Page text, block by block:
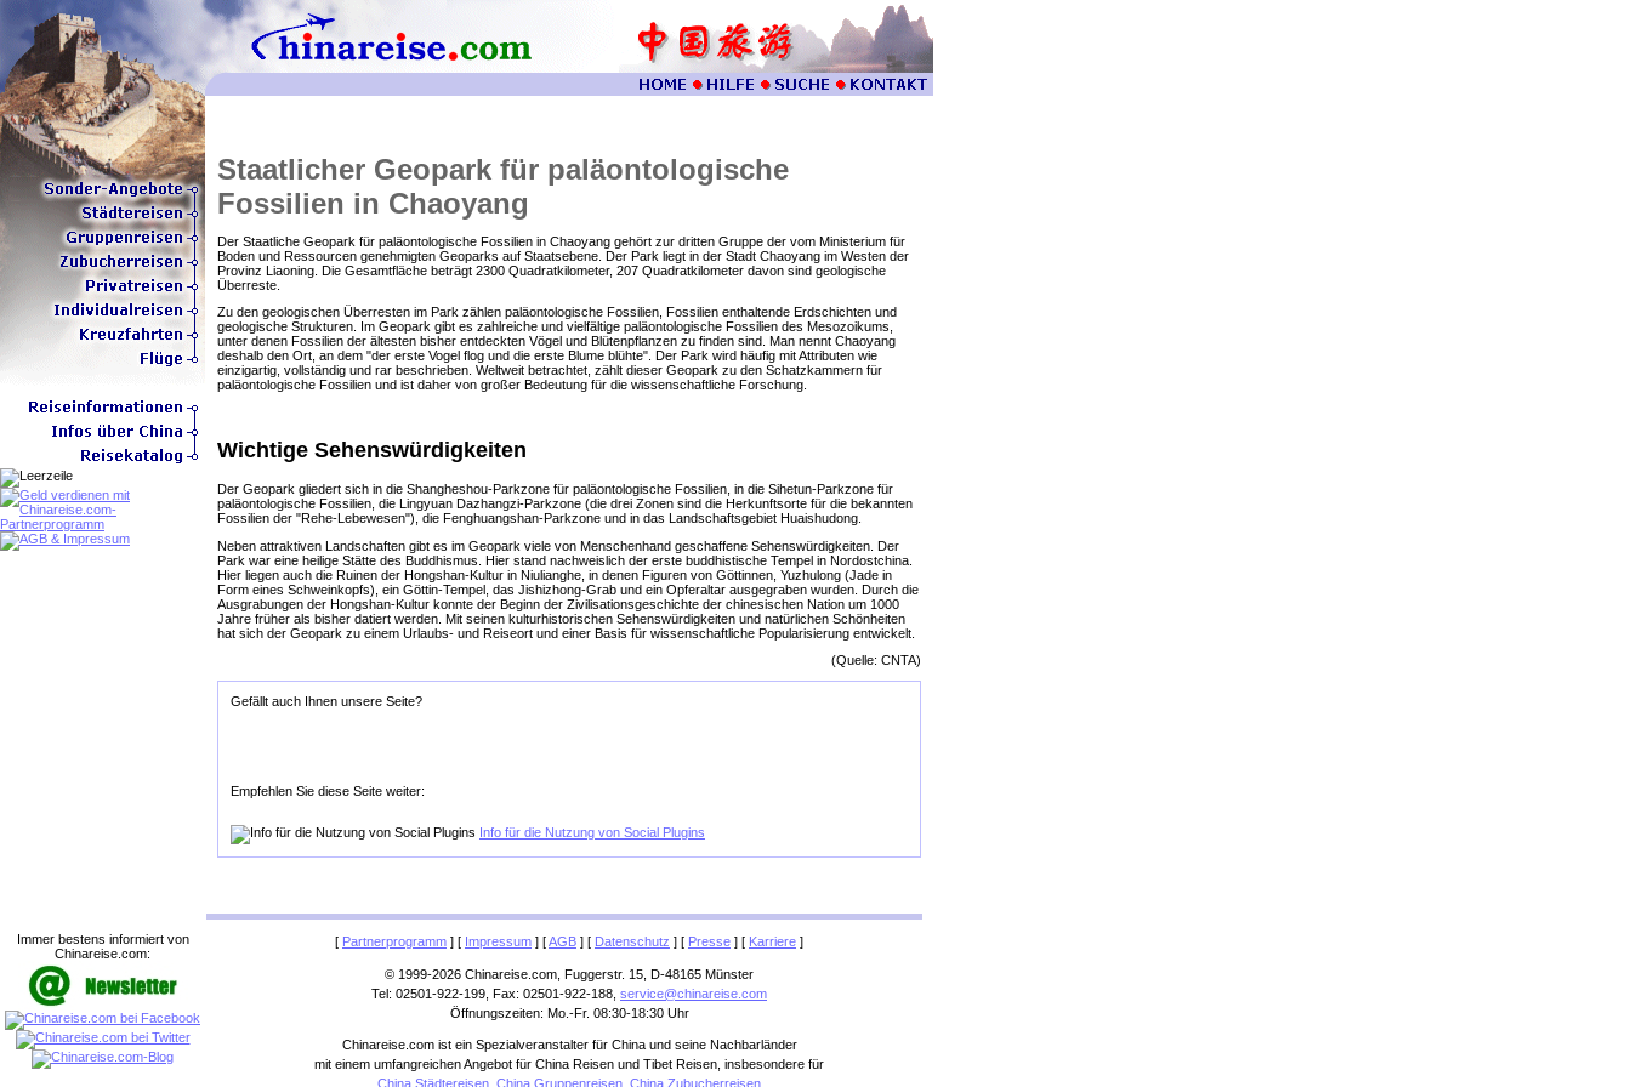
Staatlicher Geopark für paläontologische
Fossilien in Chaoyang
Der Staatliche Geopark für paläontologische Fossilien in Chaoyang gehört zur dritten Gruppe der vom Ministerium für
Boden und Ressourcen genehmigten Geoparks auf Staatsebene. Der Park liegt in der Stadt Chaoyang im Westen der
Provinz Liaoning. Die Gesamtfläche beträgt 2300 Quadratkilometer, 207 Quadratkilometer davon sind geologische
Überreste.
Zu den geologischen Überresten im Park zählen paläontologische Fossilien, Fossilien enthaltende Erdschichten und
geologische Strukturen. Im Geopark gibt es zahlreiche und vielfältige paläontologische Fossilien des Mesozoikums,
unter denen Fossilien der ältesten bisher entdeckten Vögel und Blütenpflanzen zu finden sind. Man nennt Chaoyang
deshalb den Ort, an dem "der erste Vogel flog und die erste Blume blühte". Der Park wird häufig mit Attributen wie
einzigartig, vollständig und rar beschrieben. Weltweit betrachtet, zählt dieser Geopark zu den Schatzkammern für
paläontologische Fossilien und ist daher von großer Bedeutung für die wissenschaftliche Forschung.
Wichtige Sehenswürdigkeiten
Der Geopark gliedert sich in die Shangheshou-Parkzone für paläontologische Fossilien, in die Sihetun-Parkzone für
paläontologische Fossilien, die Lingyuan Dazhangzi-Parkzone (die drei Zonen sind die Herkunftsorte für die bekannten
Fossilien der "Rehe-Lebewesen"), die Fenghuangshan-Parkzone und in das Landschaftsgebiet Huaishudong.
Neben attraktiven Landschaften gibt es im Geopark viele von Menschenhand geschaffene Sehenswürdigkeiten. Der
Park war eine heilige Stätte des Buddhismus. Hier stand nachweislich der erste buddhistische Tempel in Nordostchina.
Hier liegen auch die Ruinen der Hongshan-Kultur in Niulianghe, in denen Figuren von Göttinnen, Yuzhulong (Jade in
Form eines Schweinkopfs), ein Göttin-Tempel, das Jishizhong-Grab und ein Opferaltar ausgegraben wurden. Durch die
Ausgrabungen der Hongshan-Kultur konnte der Beginn der Zivilisationsgeschichte der chinesischen Nation um 1000
Jahre früher als bisher datiert werden. Mit seinen kulturhistorischen Sehenswürdigkeiten und natürlichen Schönheiten
hat sich der Geopark zu einem Urlaubs- und Reiseort und einer Basis für wissenschaftliche Popularisierung entwickelt.
(Quelle: CNTA)
Gefällt auch Ihnen unsere Seite?
Empfehlen Sie diese Seite weiter:
Info für die Nutzung von Social Plugins
[ Partnerprogramm ] [ Impressum ] [AGB ] [ Datenschutz ] [ Presse ] [ Karriere ]
© 1999-2026 Chinareise.com, Fuggerstr. 15, D-48165 Münster
Tel: 02501-922-199, Fax: 02501-922-188, service@chinareise.com
Öffnungszeiten: Mo.-Fr. 08:30-18:30 Uhr
Chinareise.com ist ein Spezialveranstalter für China und seine Nachbarländer
mit einem umfangreichen Angebot für China Reisen und Tibet Reisen, insbesondere für
China Städtereisen China Gruppenreisen China Zubucherreisen
Immer bestens informiert von
Chinareise.com: